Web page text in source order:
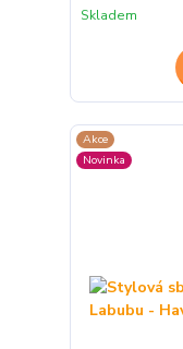
Skladem
Akce
Novinka